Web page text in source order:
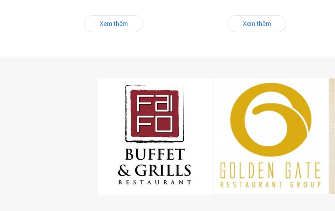
Xem thêm Xem thêm